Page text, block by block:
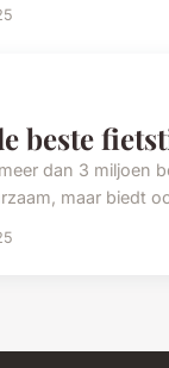
beste
dan 3 miljoen
maar biedt